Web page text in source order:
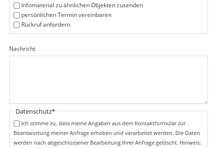
Infomaterial zu ähnlichen Objekten zusenden
persönlichen Termin vereinbaren
Rückruf anfordern
Nachricht
Pflichtfeld
Datenschutz*
Ich stimme zu, dass meine Angaben aus dem Kontaktformular zur
Beantwortung meiner Anfrage erhoben und verarbeitet werden. Die Daten
werden nach abgeschlossener Bearbeitung Ihrer Anfrage gelöscht. Hinweis: